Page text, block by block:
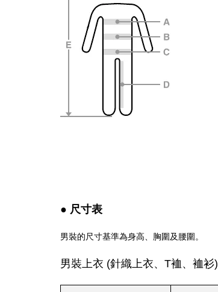
● 尺寸表
男裝的尺寸基準為身高、胸圍及腰圍。
男裝上衣 (針織上衣、T裇、裇衫)